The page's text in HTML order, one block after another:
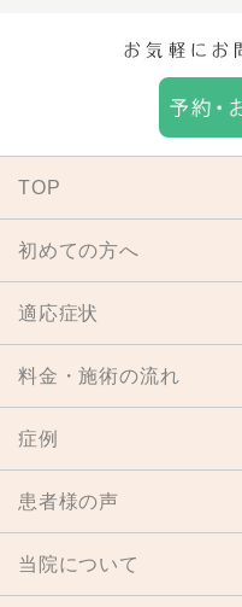
TOP
初めての方へ
適応症状
料金・施術の流れ
症例
患者様の声
当院について